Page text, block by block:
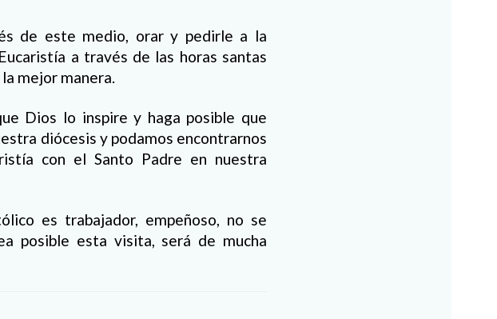
de este medio, orar y pedirle a la
a través de las horas santas
mejor manera.
Dios lo inspire y haga posible que
diócesis y podamos encontrarnos
con el Santo Padre en nuestra
es trabajador, empeñoso, no se
posible esta visita, será de mucha